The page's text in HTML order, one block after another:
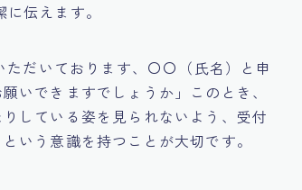
伝えます。
ただいております、〇〇（氏名）と申
いできますでしょうか」このとき、
している姿を見られないよう、受付
いう意識を持つことが大切です。